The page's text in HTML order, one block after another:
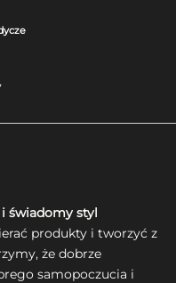
świadomy styl
produkty i tworzyć z
że dobrze
samopoczucia i